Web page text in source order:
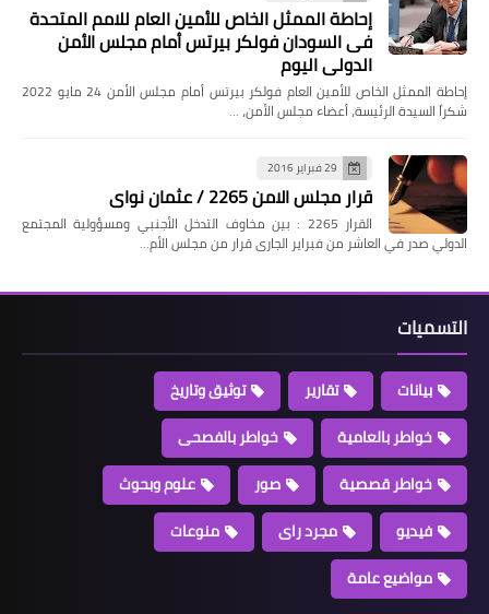
إحاطة الممثل الخاص للأمين العام للامم المتحدة
فى السودان فولكر بيرتس أمام مجلس الأمن
الدولي اليوم
إحاطة الممثل الخاص للأمين العام فولكر بيرتس أمام مجلس الأمن 24 مايو 2022
شكراً السيدة الرئيسة، أعضاء مجلس الأمن، …
29 فبراير 2016
قرار مجلس الامن 2265 / عثمان نواى
القرار 2265 : بين مخاوف التدخل الأجنبي ومسؤولية المجتمع
الدولي صدر في العاشر من فبراير الجارى قرار من مجلس الأم…
التسميات
بيانات تقارير
توثيق وتاريخ
خواطر بالعامية
خواطر بالفصحى
خواطر قصصية
صور
علوم وبحوث
فيديو
مجرد راى
منوعات
مواضيع عامة